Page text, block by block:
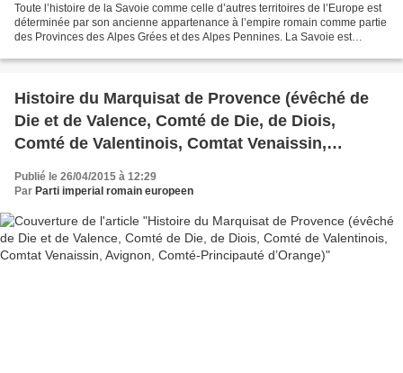
Toute l’histoire de la Savoie comme celle d’autres territoires de l’Europe est
déterminée par son ancienne appartenance à l’empire romain comme partie
des Provinces des Alpes Grées et des Alpes Pennines. La Savoie est
Histoire du Marquisat de Provence (évêché de
Die et de Valence, Comté de Die, de Diois,
Comté de Valentinois, Comtat Venaissin,
Publié le 26/04/2015 à 12:29
Par Parti imperial romain europeen